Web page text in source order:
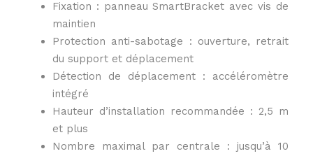
Fixation : panneau SmartBracket avec vis de
maintien
Protection anti-sabotage : ouverture, retrait
du support et déplacement
Détection de déplacement : accéléromètre
intégré
Hauteur d’installation recommandée : 2,5 m
et plus
Nombre maximal par centrale : jusqu’à 10